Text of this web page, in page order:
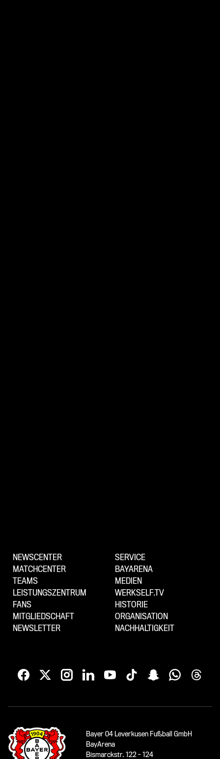
NEWSCENTER
MATCHCENTER
TEAMS
LEISTUNGSZENTRUM
FANS
MITGLIEDSCHAFT
NEWSLETTER
SERVICE
BAYARENA
MEDIEN
WERKSELF.TV
HISTORIE
ORGANISATION
NACHHALTIGKEIT
Bayer 04 Leverkusen Fußball GmbH
BayArena
Bismarckstr. 122 - 124